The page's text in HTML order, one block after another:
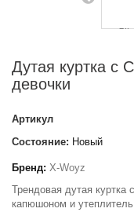
Дутая куртка с
девочки
Артикул
Состояние: Новый
Бренд: X-Woyz
Трендовая дутая куртка
капюшоном и утеплитель